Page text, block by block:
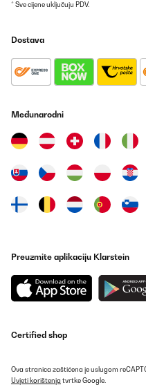
* Sve cijene uključuju PDV.
Dostava
Međunarodni
Preuzmite aplikaciju Klarstein
Certified shop
Ova stranica zaštićena je uslugom
Uvjeti korištenja tvrtke Google.